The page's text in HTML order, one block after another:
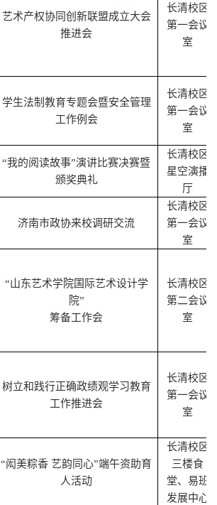
艺术产权协同创新联盟成立大会
推进会
长清校区
第一会议
室
学生法制教育专题会暨安全管理
工作例会
长清校区
第一会议
室
“我的阅读故事”演讲比赛决赛暨
颁奖典礼
长清校区
星空演播
厅
济南市政协来校调研交流
长清校区
第一会议
室
“山东艺术学院国际艺术设计学
院”
筹备工作会
长清校区
第二会议
室
树立和践行正确政绩观学习教育
工作推进会
长清校区
第一会议
室
“闳美粽香 艺韵同心”端午资助育
人活动
长清校区
三楼食
堂、易班
发展中心